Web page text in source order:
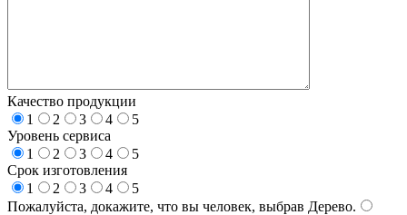
Качество продукции
1
2 3 4
5
Уровень сервиса
1
2 3 4
5
Срок изготовления
1
2 3 4
5
Пожалуйста, докажите, что вы человек, выбрав Дерево.